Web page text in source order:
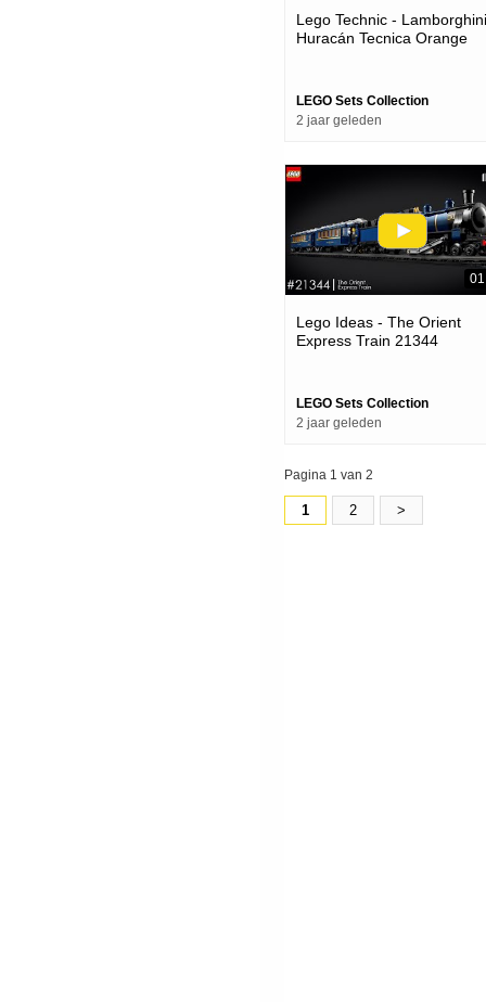
Lego Technic - Lamborghini
Huracán Tecnica Orange
LEGO Sets Collection
2 jaar geleden
Lego Ideas - The Orient
Express Train 21344
LEGO Sets Collection
2 jaar geleden
Pagina 1 van 2
1 2 >